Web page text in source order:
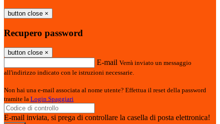
button close ×
Recupero password
button close ×
E-mail Verrà inviato un messaggio
all'indirizzo indicato con le istruzioni necessarie.
Non hai una e-mail associata al nome utente? Effettua il reset della password
tramite la Login Spaggiari
E-mail inviata, si prega di controllare la casella di posta elettronica!